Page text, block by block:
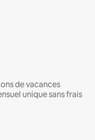
de vacances
unique sans frais